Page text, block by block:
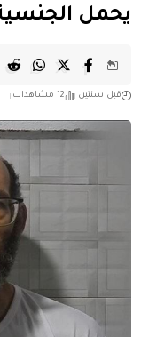
يحمل الجنسية
قبل سنتين 12 مشاهدات